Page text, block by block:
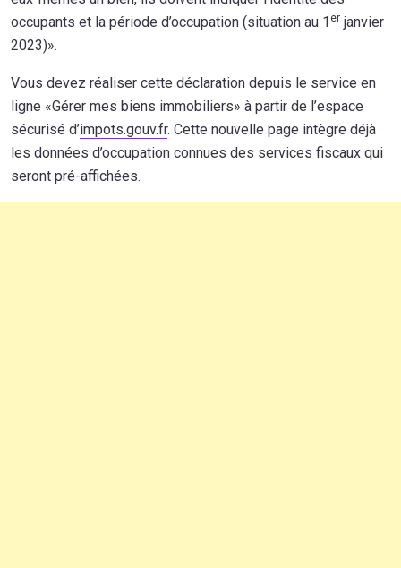
occupants et la période d’occupation (situation au 1 er janvier
2023)».
Vous devez réaliser cette déclaration depuis le service en
ligne «Gérer mes biens immobiliers» à partir de l’espace
sécurisé d’impots.gouv.fr. Cette nouvelle page intègre déjà
les données d’occupation connues des services fiscaux qui
seront pré-affichées.